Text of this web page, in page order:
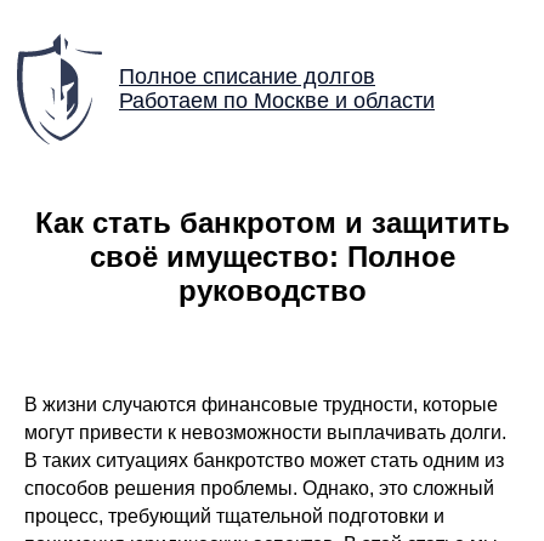
Полное списание долгов
Работаем по Москве и области
Как стать банкротом и защитить
своё имущество: Полное
руководство
В жизни случаются финансовые трудности, которые
могут привести к невозможности выплачивать долги.
В таких ситуациях банкротство может стать одним из
способов решения проблемы. Однако, это сложный
процесс, требующий тщательной подготовки и